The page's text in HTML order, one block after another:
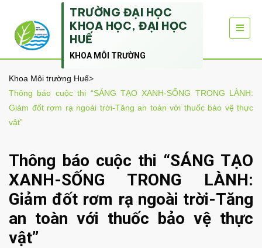
TRƯỜNG ĐẠI HỌC
KHOA HỌC, ĐẠI HỌC
HUẾ
KHOA MÔI TRƯỜNG
Khoa Môi trường Huế>
Thông báo cuộc thi “SÁNG TẠO XANH-SỐNG TRONG LÀNH:
Giảm đốt rơm rạ ngoài trời-Tăng an toàn với thuốc bảo vệ thực
vật”
Thông báo cuộc thi “SÁNG TẠO
XANH-SỐNG TRONG LÀNH:
Giảm đốt rơm rạ ngoài trời-Tăng
an toàn với thuốc bảo vệ thực
vật”